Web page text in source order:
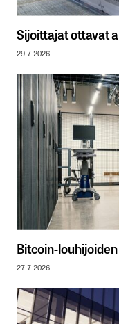
Sijoittajat ottavat
29.7.2026
Bitcoin-
27.7.2026